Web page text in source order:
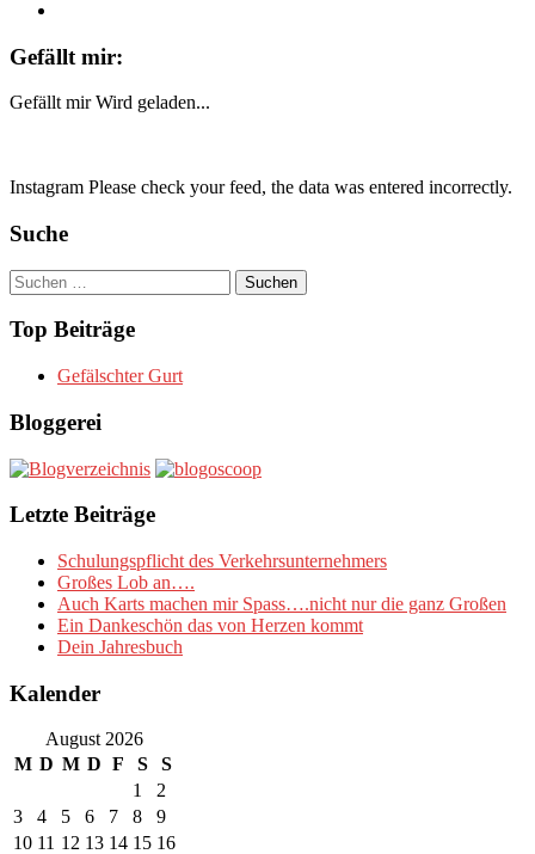
Gefällt mir:
Gefällt mir Wird geladen...
Instagram Please check your feed, the data was entered incorrectly.
Suche
Suchen
nach:
Top Beiträge
Gefälschter Gurt
Bloggerei
Letzte Beiträge
Schulungspflicht des Verkehrsunternehmers
Großes Lob an….
Auch Karts machen mir Spass….nicht nur die ganz Großen
Ein Dankeschön das von Herzen kommt
Dein Jahresbuch
Kalender
August 2026
M D M D F S
S
1
2
3
4 5 6 7 8
9
10 11 12 13 14 15 16